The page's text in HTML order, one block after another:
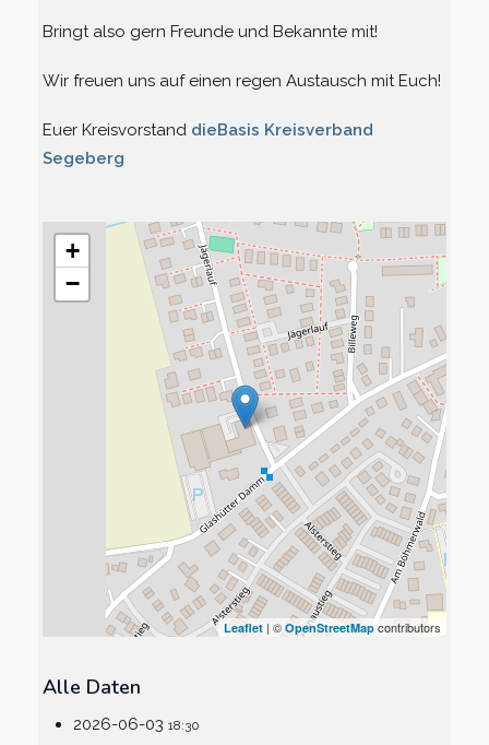
Bringt also gern Freunde und Bekannte mit!
Wir freuen uns auf einen regen Austausch mit Euch!
Euer Kreisvorstand dieBasis Kreisverband
Segeberg
+
−
Leaflet | ©OpenStreetMap contributors
Alle Daten
2026-06-0318:30